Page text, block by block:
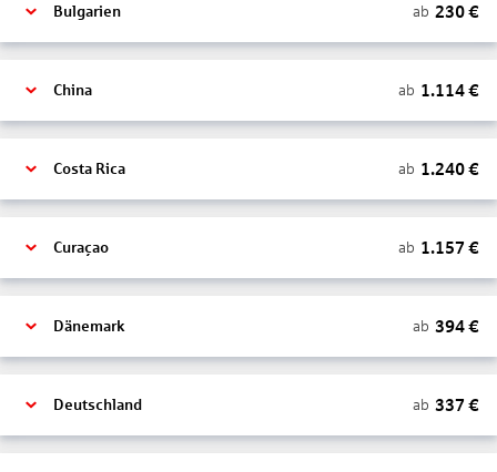
Bulgarien ab 230€
China ab 1.114€
Costa Rica ab 1.240€
Curaçao ab 1.157 €
Dänemark ab 394€
Deutschland ab 337 €